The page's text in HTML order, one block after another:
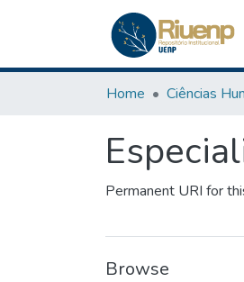
Home Ciências
Permanent URI for
Browse